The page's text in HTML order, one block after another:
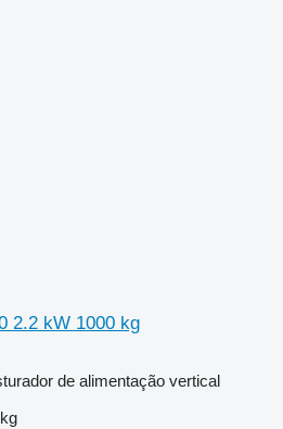
2.2 kW 1000 kg
de alimentação vertical